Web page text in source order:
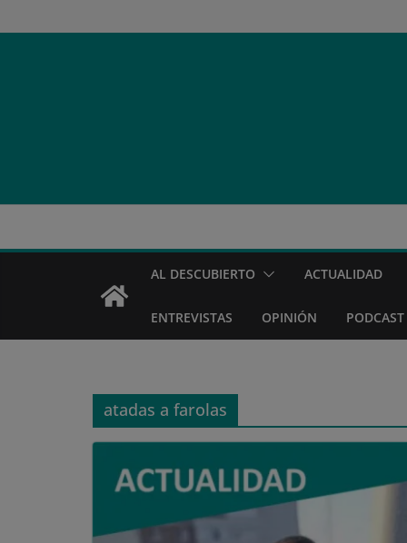
al
AL DESCUBIERTO ACTUALIDAD
ENTREVISTAS OPINIÓN PODCAST
atadas a farolas